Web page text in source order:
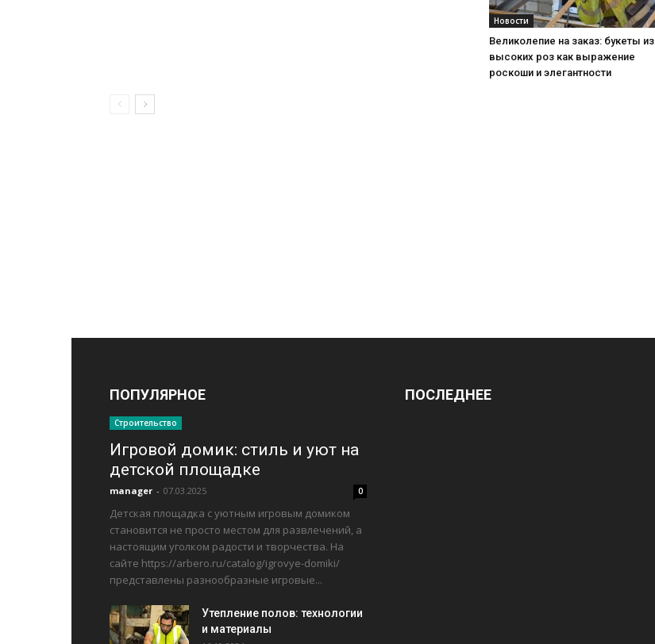
Новости
Великолепие на заказ: букеты из
высоких роз как выражение
роскоши и элегантности
ПОПУЛЯРНОЕ
Строительство
Игровой домик: стиль и уют на
детской площадке
manager - 07.03.2025 0
Детская площадка с уютным игровым домиком
становится не просто местом для развлечений, а
настоящим уголком радости и творчества. На
сайте https://arbero.ru/catalog/igrovye-domiki/
представлены разнообразные игровые...
Утепление полов: технологии
и материалы
ПОСЛЕДНЕЕ